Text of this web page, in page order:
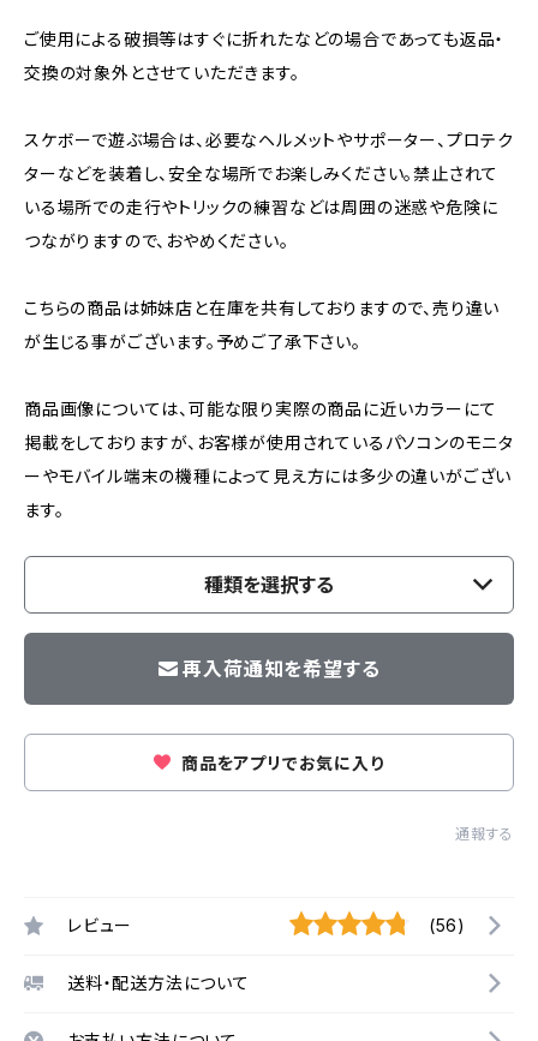
ご使用による破損等はすぐに折れたなどの場合であっても返品・
交換の対象外とさせていただきます。
スケボーで遊ぶ場合は、必要なヘルメットやサポーター、プロテク
ターなどを装着し、安全な場所でお楽しみください。禁止されて
いる場所での走行やトリックの練習などは周囲の迷惑や危険に
つながりますので、おやめください。
こちらの商品は姉妹店と在庫を共有しておりますので、売り違い
が生じる事がございます。予めご了承下さい。
商品画像については、可能な限り実際の商品に近いカラーにて
掲載をしておりますが、お客様が使用されているパソコンのモニタ
ーやモバイル端末の機種によって見え方には多少の違いがござい
ます。
種類を選択する
再入荷通知を希望する
商品をアプリでお気に入り
通報する
レビュー (56)
送料・配送方法について